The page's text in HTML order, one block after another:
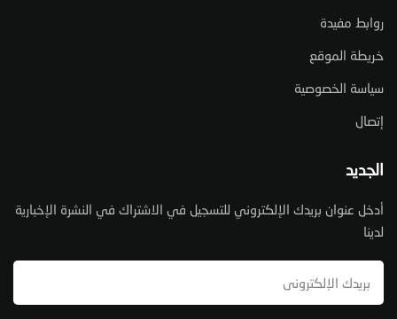
روابط مفيدة
خريطة الموقع
سياسة الخصوصية
إتصال
الجديد
أدخل عنوان بريدك الإلكتروني للتسجيل في الاشتراك في النشرة الإخبارية
لدينا